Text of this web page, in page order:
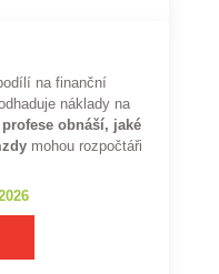
na finanční
náklady na
obnáší, jaké
mohou rozpočtáři